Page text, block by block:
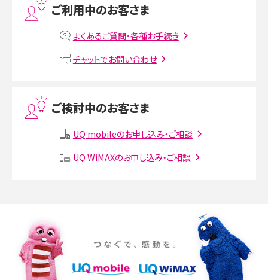
MNOとは？MVNOやMVNEとの違いやメリット・デメリットを解説
VPN接続とは？仕組みや必要性、メリット・デメリット、接続方法を解説
Instagram（インスタグラム）でスクショするとバレる？バレるケースや撮り方も解
SMSとは？料金やできること、注意点や届かない時の対処法を解説
iPhone 16eとiPhone SE（第3世代）の違いは？サイズやスペックを比較して解説
iPhone 16eとiPhone 14を徹底比較！スペック・機能の違いをわかりやすく紹介
iPhone 16シリーズのモデルを比較！価格・サイズ・カメラ性能の違いを徹底解説
ご利用中のお客さま
よくあるご質問・各種お手続き
チャットでお問い合わせ
ご検討中のお客さま
UQ mobileのお申し込み・ご相談
UQ WiMAXのお申し込み・ご相談